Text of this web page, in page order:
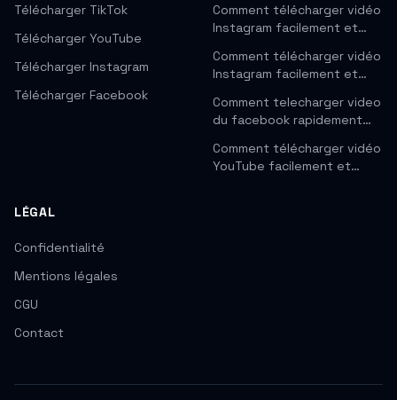
Télécharger TikTok
Télécharger YouTube
Télécharger Instagram
Télécharger Facebook
Comment télécharger vidéo
Instagram facilement et…
Comment télécharger vidéo
Instagram facilement et…
Comment telecharger video
du facebook rapidement…
Comment télécharger vidéo
YouTube facilement et…
LÉGAL
Confidentialité
Mentions légales
CGU
Contact